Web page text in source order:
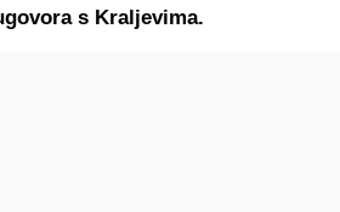
s Kraljevima.